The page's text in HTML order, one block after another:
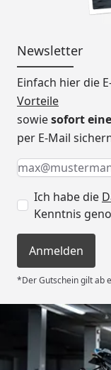
Newsletter
Einfach hier die
Vorteile
sowiesofort
per E-Mail
Keine Eingabe
Eingabe
E-Mail *
Ich habe die
Kenntnis
Anmelden
*Der Gutschein gilt ab